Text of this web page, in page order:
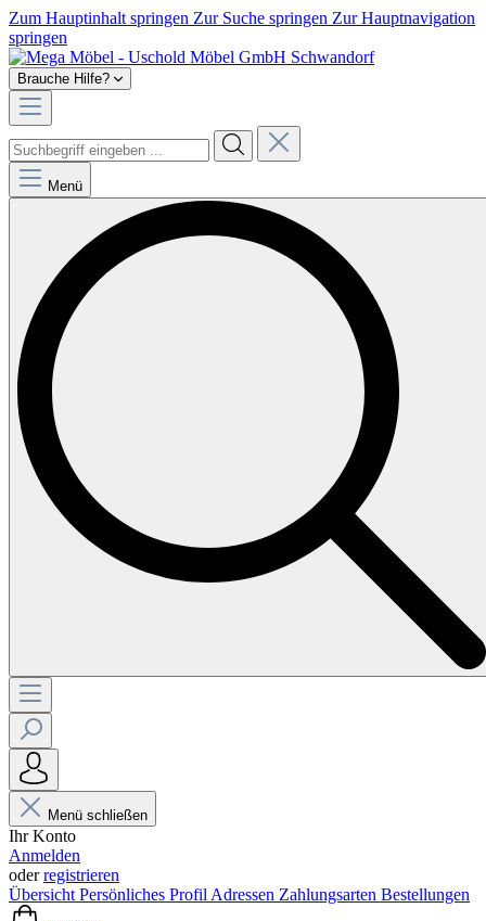
Zum Hauptinhalt springen Zur Suche springen Zur Hauptnavigation
springen
Brauche Hilfe?
Menü
Menü schließen
Ihr Konto
Anmelden
oderregistrieren
Übersicht Persönliches Profil Adressen Zahlungsarten Bestellungen